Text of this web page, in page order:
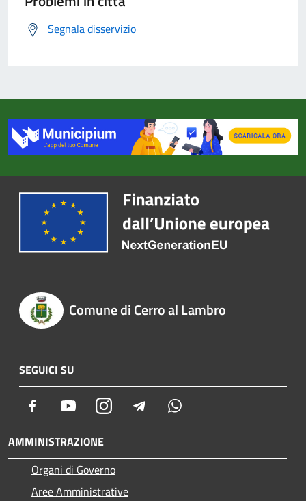
Segnala disservizio
Comune di Cerro al Lambro
SEGUICI SU
Facebook YoutubeInstagram Telegram
AMMINISTRAZIONE
Organi di Governo
Aree Amministrative